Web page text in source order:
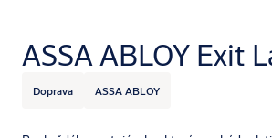
ASSA ABLOY Exit
Doprava ASSA ABLOY